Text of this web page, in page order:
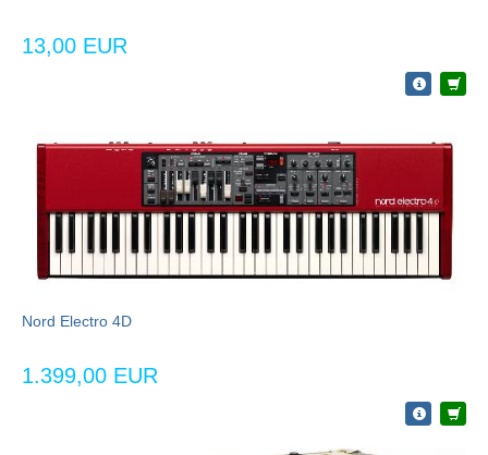
13,00 EUR
Nord Electro 4D
1.399,00 EUR